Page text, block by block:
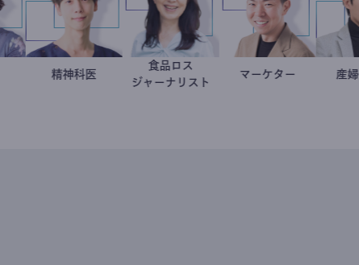
ジャーナリスト
室谷良平
マーケター